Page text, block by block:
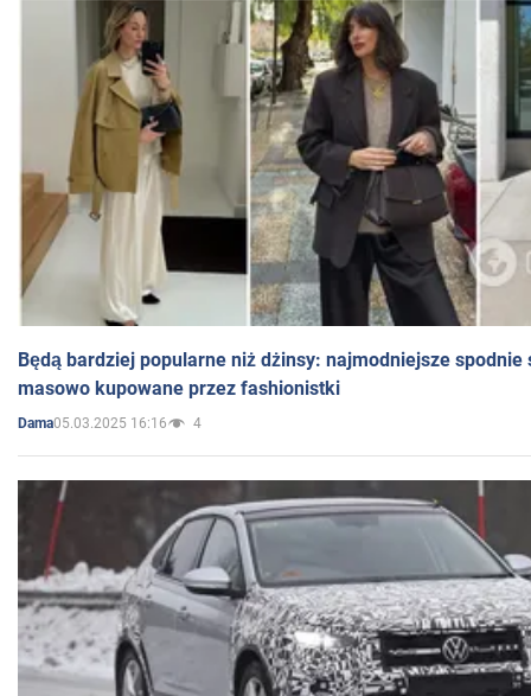
Będą bardziej popularne niż dżinsy: najmodniejsze spodnie
masowo kupowane przez fashionistki
Dama05.03.2025 16:16 4